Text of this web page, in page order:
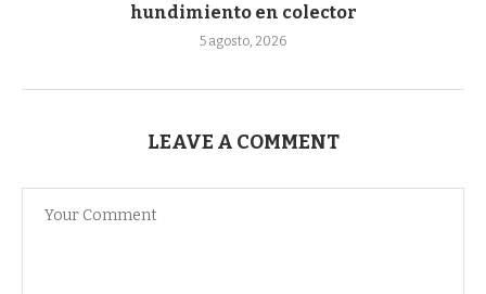
hundimiento en colector
5 agosto, 2026
LEAVE A COMMENT